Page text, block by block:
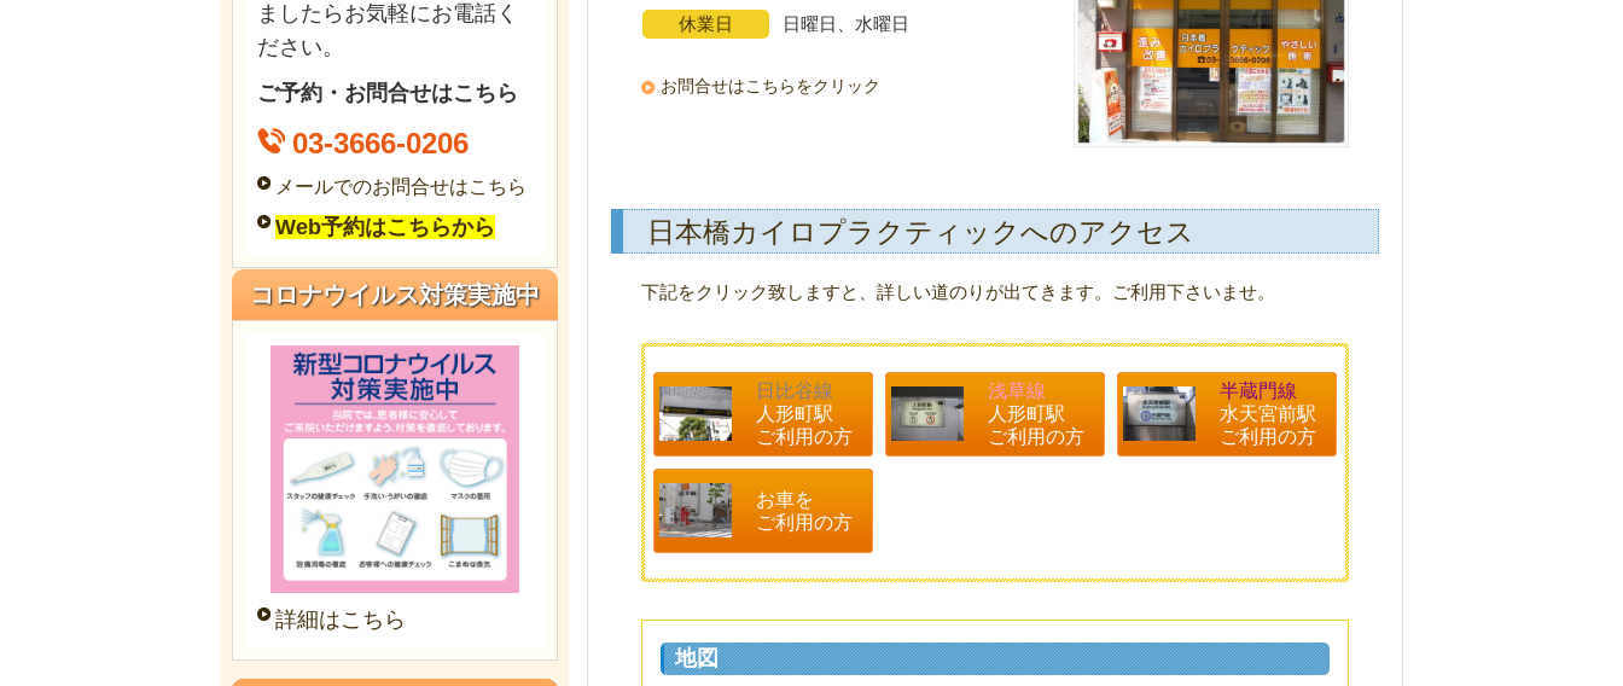
休業日 日曜日、水曜日
お問合せはこちらをクリック
日本橋カイロプラクティックへのアクセス
下記をクリック致しますと、詳しい道のりが出てきます。ご利用下さいませ。
日比谷線
人形町駅
ご利用の方
浅草線
人形町駅
ご利用の方
半蔵門線
水天宮前駅
ご利用の方
お車を
ご利用の方
地図
ましたらお気軽にお電話く
ださい。
ご予約・お問合せはこちら
03-3666-0206
メールでのお問合せはこちら
Web予約はこちらから
コロナウイルス対策実施中
詳細はこちら